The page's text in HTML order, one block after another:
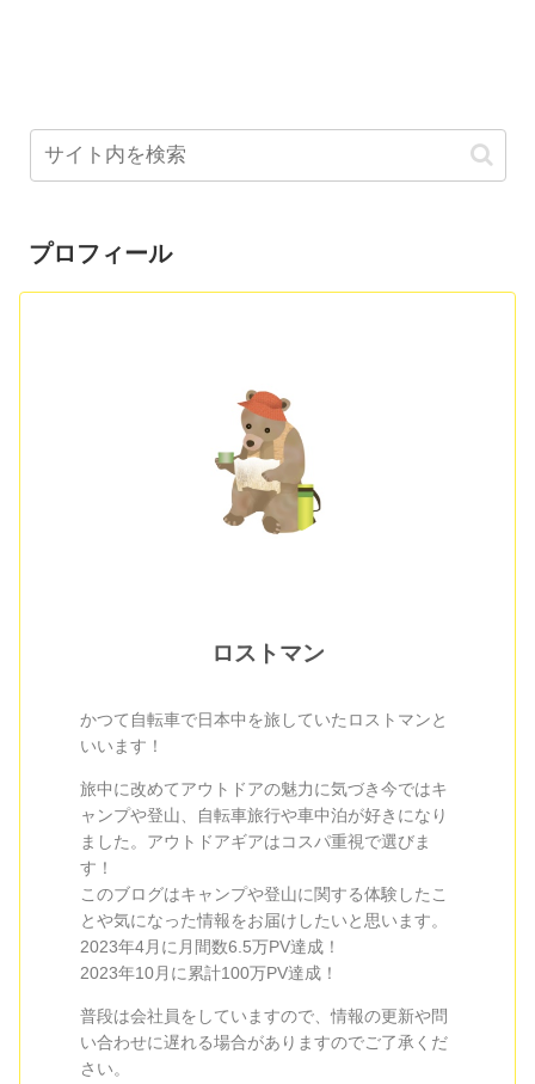
プロフィール
ロストマン
かつて自転車で日本中を旅していたロストマンと
いいます！
旅中に改めてアウトドアの魅力に気づき今ではキ
ャンプや登山、自転車旅行や車中泊が好きになり
ました。アウトドアギアはコスパ重視で選びま
す！
このブログはキャンプや登山に関する体験したこ
とや気になった情報をお届けしたいと思います。
2023年4月に月間数6.5万PV達成！
2023年10月に累計100万PV達成！
普段は会社員をしていますので、情報の更新や問
い合わせに遅れる場合がありますのでご了承くだ
さい。